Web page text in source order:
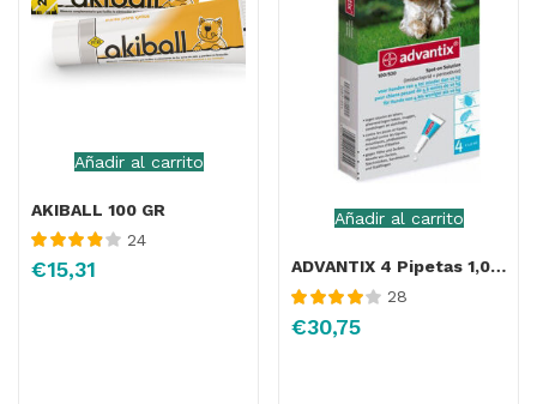
Añadir al carrito
AKIBALL 100 GR
Valorado
con3.91
24
€15,31
Añadir al carrito
ADVANTIX 4 Pipetas 1,0ML (4-10Kg)
Valorado
con4.07 de
28
€30,75